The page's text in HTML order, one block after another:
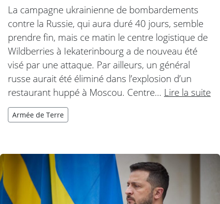
La campagne ukrainienne de bombardements
contre la Russie, qui aura duré 40 jours, semble
prendre fin, mais ce matin le centre logistique de
Wildberries à Iekaterinbourg a de nouveau été
visé par une attaque. Par ailleurs, un général
russe aurait été éliminé dans l’explosion d’un
restaurant huppé à Moscou. Centre… Lire la suite
Armée de Terre